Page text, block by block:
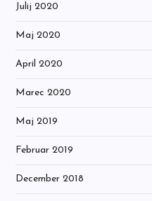
Julij 2020
Maj 2020
April 2020
Marec 2020
Maj 2019
Februar 2019
December 2018